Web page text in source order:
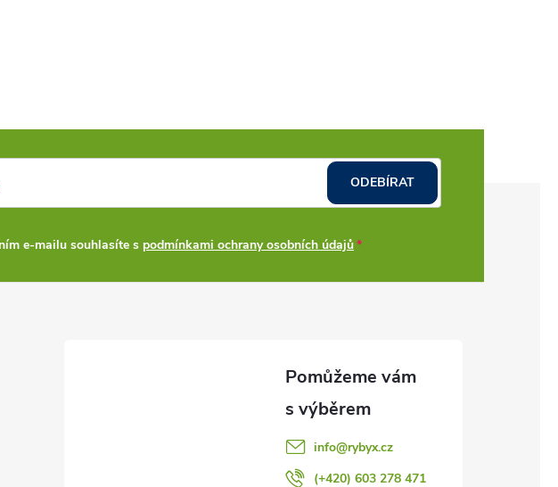
e-mailu souhlasíte s podmínkami ochrany osobních údajů
ODEBÍRAT
info@rybyx.cz
(+420) 603 278 471